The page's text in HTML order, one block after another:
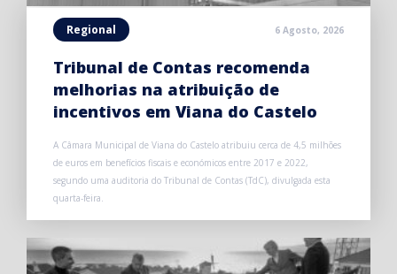
Regional 6 Agosto, 2026
Tribunal de Contas recomenda
melhorias na atribuição de
incentivos em Viana do Castelo
A Câmara Municipal de Viana do Castelo atribuiu cerca de 4,5 milhões
de euros em benefícios fiscais e económicos entre 2017 e 2022,
segundo uma auditoria do Tribunal de Contas (TdC), divulgada esta
quarta-feira.